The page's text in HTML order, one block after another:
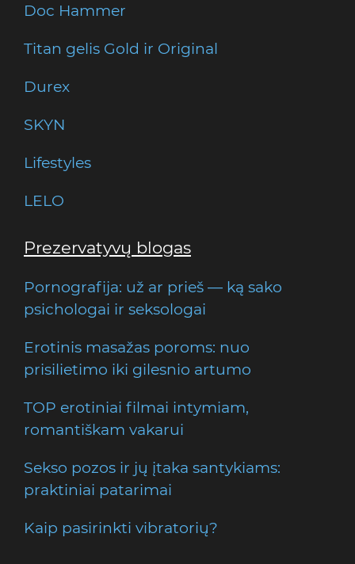
Doc Hammer
Titan gelis Gold ir Original
Durex
SKYN
Lifestyles
LELO
Prezervatyvų blogas
Pornografija: už ar prieš — ką sako
psichologai ir seksologai
Erotinis masažas poroms: nuo
prisilietimo iki gilesnio artumo
TOP erotiniai filmai intymiam,
romantiškam vakarui
Sekso pozos ir jų įtaka santykiams:
praktiniai patarimai
Kaip pasirinkti vibratorių?